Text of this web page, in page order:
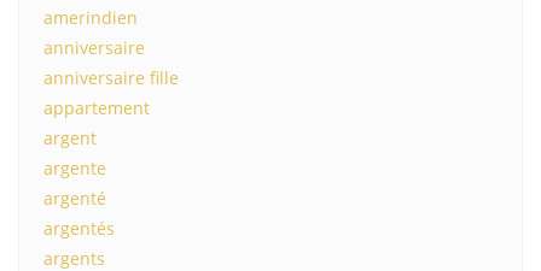
amerindien
anniversaire
anniversaire fille
appartement
argent
argente
argenté
argentés
argents